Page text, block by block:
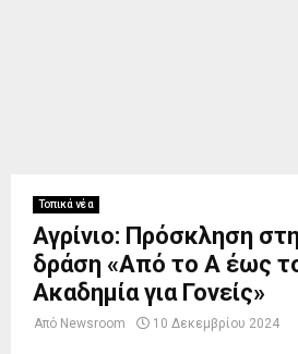
Τοπικά νέα
Αγρίνιο: Πρόσκληση
δράση «Από το Α έως
Ακαδημία για Γονείς»
Από Newsroom 10 Δεκεμβρίου 2024